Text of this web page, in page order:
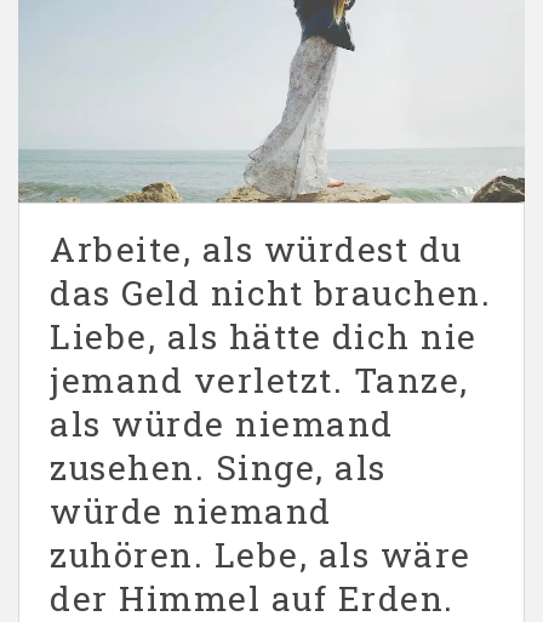
Arbeite, als würdest du
das Geld nicht brauchen.
Liebe, als hätte dich nie
jemand verletzt. Tanze,
als würde niemand
zusehen. Singe, als
würde niemand
zuhören. Lebe, als wäre
der Himmel auf Erden.